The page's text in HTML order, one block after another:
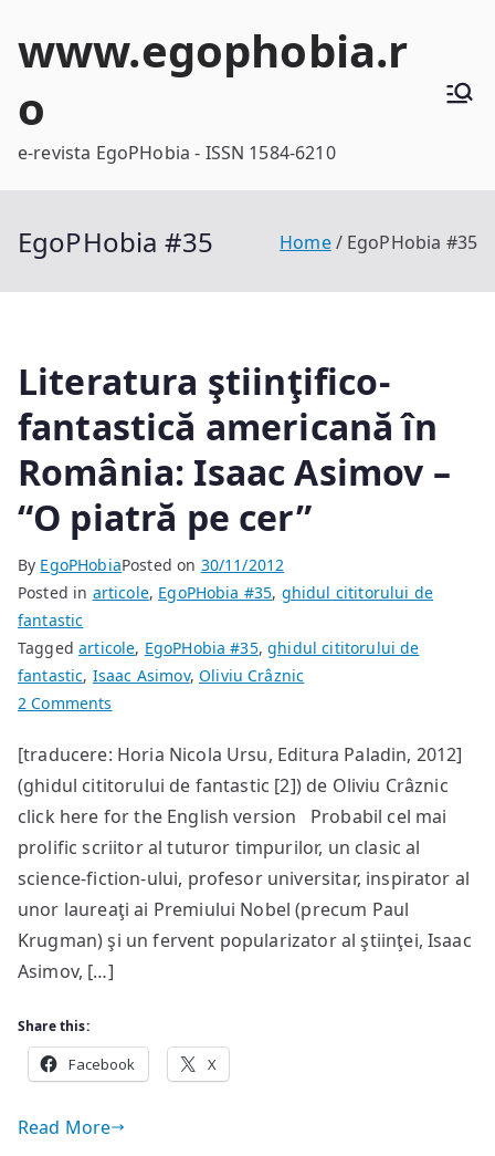
www.egophobia.r
o
e-revista EgoPHobia - ISSN 1584-6210
EgoPHobia #35 Home EgoPHobia #35
Literatura ştiinţifico-
fantastică americană în
România: Isaac Asimov –
“O piatră pe cer”
By EgoPHobiaPosted on 30/11/2012
Posted in articole, EgoPHobia #35, ghidul cititorului de
fantastic
Taggedarticole, EgoPHobia #35,ghidul cititorului de
fantastic, Isaac Asimov,Oliviu Crâznic
2 Comments
ştiinţifico-
fantastică
americană
în
România:
Asimov
–
“O
cer”
[traducere: Horia Nicola Ursu, Editura Paladin, 2012]
(ghidul cititorului de fantastic [2]) de Oliviu Crâznic
click here for the English version Probabil cel mai
prolific scriitor al tuturor timpurilor, un clasic al
science-fiction-ului, profesor universitar, inspirator al
unor laureaţi ai Premiului Nobel (precum Paul
Krugman) şi un fervent popularizator al ştiinţei, Isaac
Asimov, […]
Share this:
Facebook X
Read More